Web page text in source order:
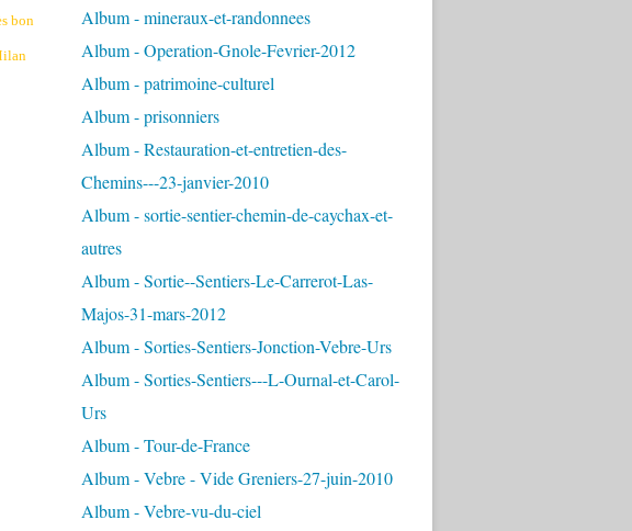
bon
Album - mineraux-et-randonnees
Album - Operation-Gnole-Fevrier-2012
Album - patrimoine-culturel
Album - prisonniers
Album - Restauration-et-entretien-des-
Chemins---23-janvier-2010
Album - sortie-sentier-chemin-de-caychax-et-
autres
Album - Sortie--Sentiers-Le-Carrerot-Las-
Majos-31-mars-2012
Album - Sorties-Sentiers-Jonction-Vebre-Urs
Album - Sorties-Sentiers---L-Ournal-et-Carol-
Urs
Album - Tour-de-France
Album - Vebre - Vide Greniers-27-juin-2010
Album - Vebre-vu-du-ciel